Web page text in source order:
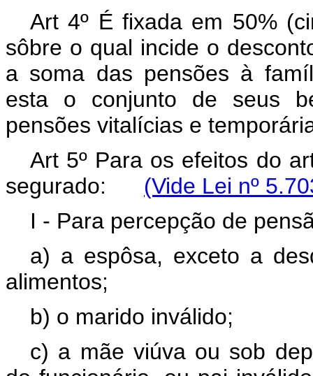
Art 4º É fixada em 50%
sôbre o qual incide o
a soma das pensões à
esta o conjunto de seus
pensões vitalícias e
Art 5º Para os efeitos do
segurado: (Vide Lei nº
I - Para percepção de
a) a espôsa, exceto a
alimentos;
b) o marido inválido;
c) a mãe viúva ou sob